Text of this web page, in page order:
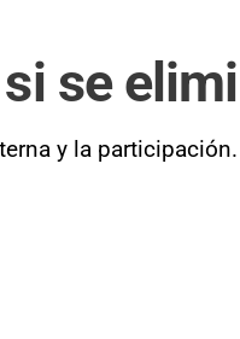
se
y la participación.